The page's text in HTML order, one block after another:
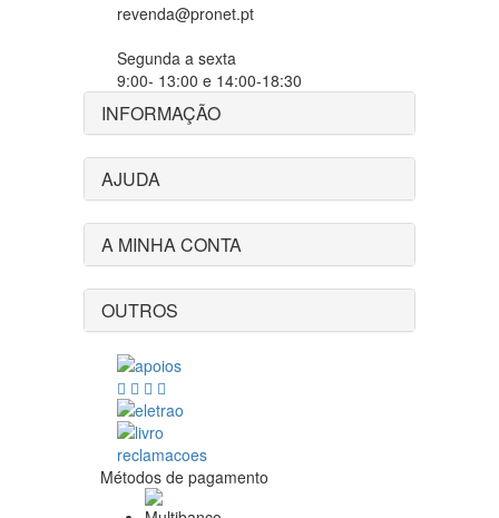
revenda@pronet.pt
Segunda a sexta
9:00- 13:00 e 14:00-18:30
INFORMAÇÃO
AJUDA
A MINHA CONTA
OUTROS
Métodos de pagamento